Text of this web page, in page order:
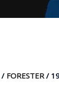
/ FORESTER/